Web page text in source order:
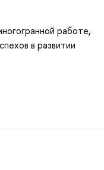
работе,
в развитии